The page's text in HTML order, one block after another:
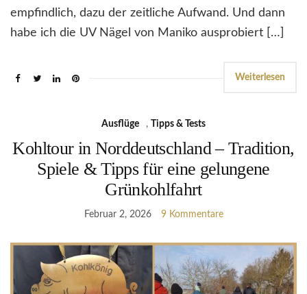
empfindlich, dazu der zeitliche Aufwand. Und dann
habe ich die UV Nägel von Maniko ausprobiert […]
Weiterlesen
Ausflüge , Tipps & Tests
Kohltour in Norddeutschland – Tradition,
Spiele & Tipps für eine gelungene
Grünkohlfahrt
Februar 2, 2026 9 Kommentare